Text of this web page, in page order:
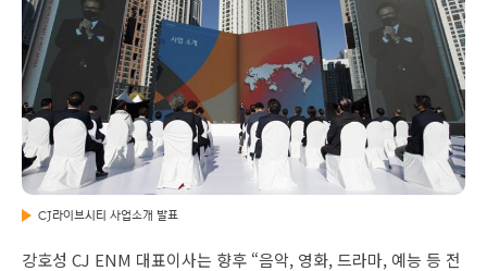
CJ라이브시티 사업소개 발표
강호성 CJ ENM 대표이사는 향후 “음악, 영화, 드라마, 예능 등 전